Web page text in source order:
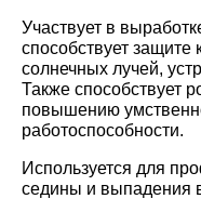
Участвует в
способствует защите
солнечных лучей,
Также способствует
повышению
работоспособности.
Используется для
седины и выпадения